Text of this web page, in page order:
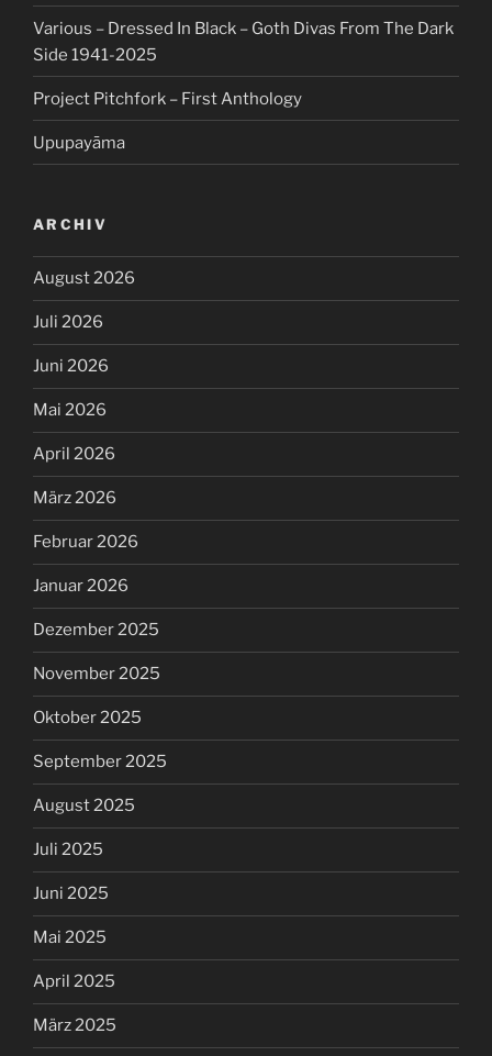
Various – Dressed In Black – Goth Divas From The Dark
Side 1941-2025
Project Pitchfork – First Anthology
Upupayāma
ARCHIV
August 2026
Juli 2026
Juni 2026
Mai 2026
April 2026
März 2026
Februar 2026
Januar 2026
Dezember 2025
November 2025
Oktober 2025
September 2025
August 2025
Juli 2025
Juni 2025
Mai 2025
April 2025
März 2025